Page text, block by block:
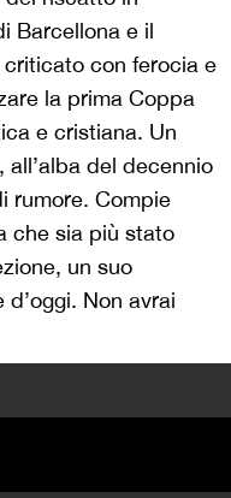
Barcellona e il
con ferocia e
la prima Coppa
e cristiana. Un
all’alba del decennio
rumore. Compie
che sia più stato
un suo
Non avrai